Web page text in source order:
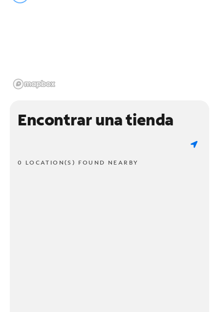
Encontrar una tienda
0 LOCATION(S) FOUND NEARBY